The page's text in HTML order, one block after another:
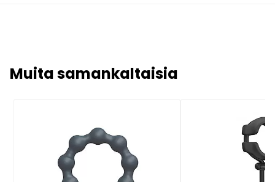
Muita samankaltaisia